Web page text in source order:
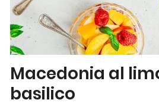
Macedonia al
basilico